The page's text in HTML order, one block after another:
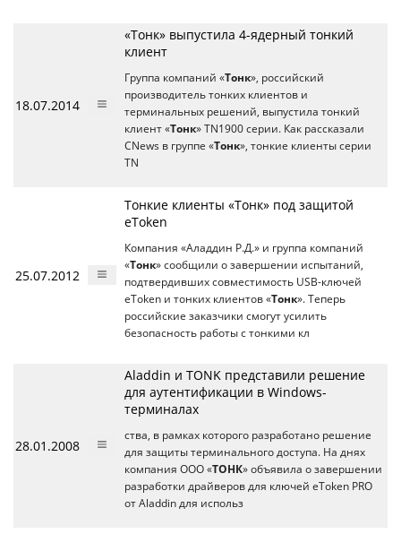
18.07.2014
«Тонк» выпустила 4-ядерный тонкий
клиент
Группа компаний «Тонк», российский
производитель тонких клиентов и
терминальных решений, выпустила тонкий
клиент «Тонк» TN1900 серии. Как рассказали
CNews в группе «Тонк», тонкие клиенты серии
TN
25.07.2012
Тонкие клиенты «Тонк» под защитой
eToken
Компания «Аладдин Р.Д.» и группа компаний
«Тонк» сообщили о завершении испытаний,
подтвердивших совместимость USB-ключей
eToken и тонких клиентов «Тонк». Теперь
российские заказчики смогут усилить
безопасность работы с тонкими кл
28.01.2008
Aladdin и TONK представили решение
для аутентификации в Windows-
терминалах
ства, в рамках которого разработано решение
для защиты терминального доступа. На днях
компания ООО «ТОНК» объявила о завершении
разработки драйверов для ключей eToken PRO
от Aladdin для использ